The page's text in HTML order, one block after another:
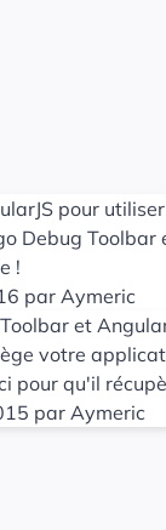
pour
Debug Toolbar
!
par Aymeric
et
votre
pour qu'il
par Aymeric